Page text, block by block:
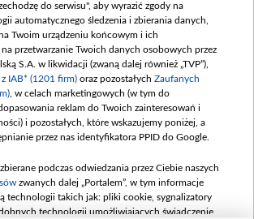
do serwisu", aby wyrazić zgody na
automatycznego śledzenia i zbierania danych,
Twoim urządzeniu końcowym i ich
przetwarzanie Twoich danych osobowych przez
S.A. w likwidacji (zwaną dalej również „TVP”),
IAB* (1201 firm) oraz pozostałych Zaufanych
, w celach marketingowych (w tym do
reklam do Twoich zainteresowań i
i pozostałych, które wskazujemy poniżej, a
przez nas identyfikatora PPID do Google.
podczas odwiedzania przez Ciebie naszych
zwanych dalej „Portalem”, w tym informacje
technologii takich jak: pliki cookie, sygnalizatory
technologii umożliwiających świadczenie